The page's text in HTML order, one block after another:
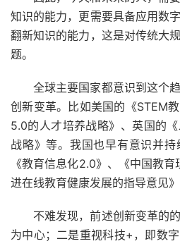
知识的能力，更需要具备应用数
翻新知识的能力，这是对传统大
题。
全球主要国家都意识到这个
创新变革。比如美国的《STEM
5.0的人才培养战略》、英国的
战略》等。我国也早有意识并
《教育信息化2.0》、《中国教
进在线教育健康发展的指导意见
不难发现，前述创新变革的
为中心；二是重视科技+，即数